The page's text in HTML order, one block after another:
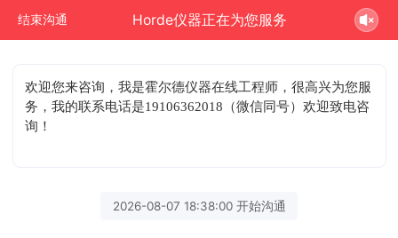
结束沟通 Horde仪器正在为您服务
欢迎您来咨询 ，我是霍尔德仪器在线工程师，很高兴为您服
务，我的联系电话是19106362018（微信同号）欢迎致电咨
询！
2026-08-07 18:38:00 开始沟通